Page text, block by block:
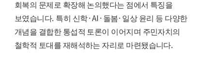
회복의 문제로 확장해 논의했다는 점에서 특징을
보였습니다. 특히 신학·AI· 돌봄· 일상 윤리 등 다양한
개념을 결합한 통섭적 토론이 이어지며 주민자치의
철학적 토대를 재해석하는 자리로 마련됐습니다.